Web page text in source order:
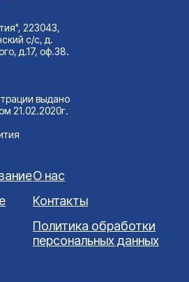
223043,
с/с, д.
д.17, оф.38.
выдано
21.02.2020г.
О нас
Контакты
Политика обработки
персональных данных